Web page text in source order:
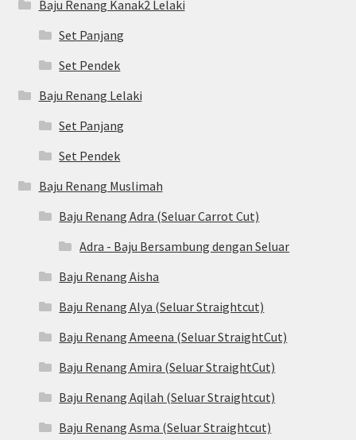
Baju Renang Kanak2 Lelaki
Set Panjang
Set Pendek
Baju Renang Lelaki
Set Panjang
Set Pendek
Baju Renang Muslimah
Baju Renang Adra (Seluar Carrot Cut)
Adra - Baju Bersambung dengan Seluar
Baju Renang Aisha
Baju Renang Alya (Seluar Straightcut)
Baju Renang Ameena (Seluar StraightCut)
Baju Renang Amira (Seluar StraightCut)
Baju Renang Aqilah (Seluar Straightcut)
Baju Renang Asma (Seluar Straightcut)